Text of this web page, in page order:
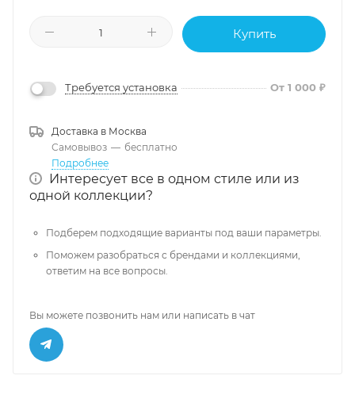
Купить
Требуется установка От 1 000 ₽
Доставка в Москва
Самовывоз — бесплатно
Подробнее
Интересует все в одном стиле или из
одной коллекции?
Подберем подходящие варианты под ваши параметры.
Поможем разобраться с брендами и коллекциями,
ответим на все вопросы.
Вы можете позвонить нам или написать в чат